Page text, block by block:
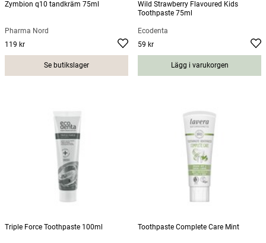
Zymbion q10 tandkräm 75ml
Pharma Nord
Pris:
119 kr
Se butikslager
Wild Strawberry Flavoured Kids
Toothpaste 75ml
Ecodenta
Pris
59 kr
Lägg i varukorgen
Triple Force Toothpaste 100ml Toothpaste Complete Care Mint